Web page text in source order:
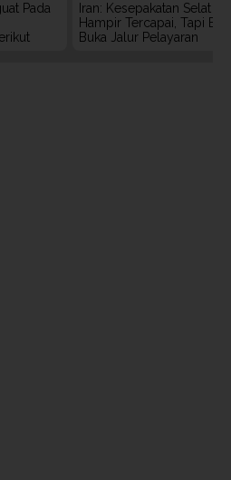
Pada
Iran: Kesepakatan Selat
Hampir Tercapai, Tapi
Buka Jalur Pelayaran